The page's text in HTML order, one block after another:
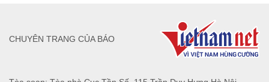
CHUYÊN TRANG CỦA BÁO